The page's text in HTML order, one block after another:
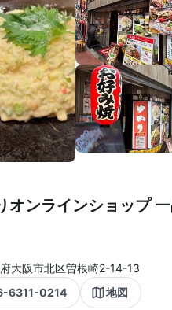
オンラインショップ
大阪市北区曽根崎2-14-13
6311-0214
地図